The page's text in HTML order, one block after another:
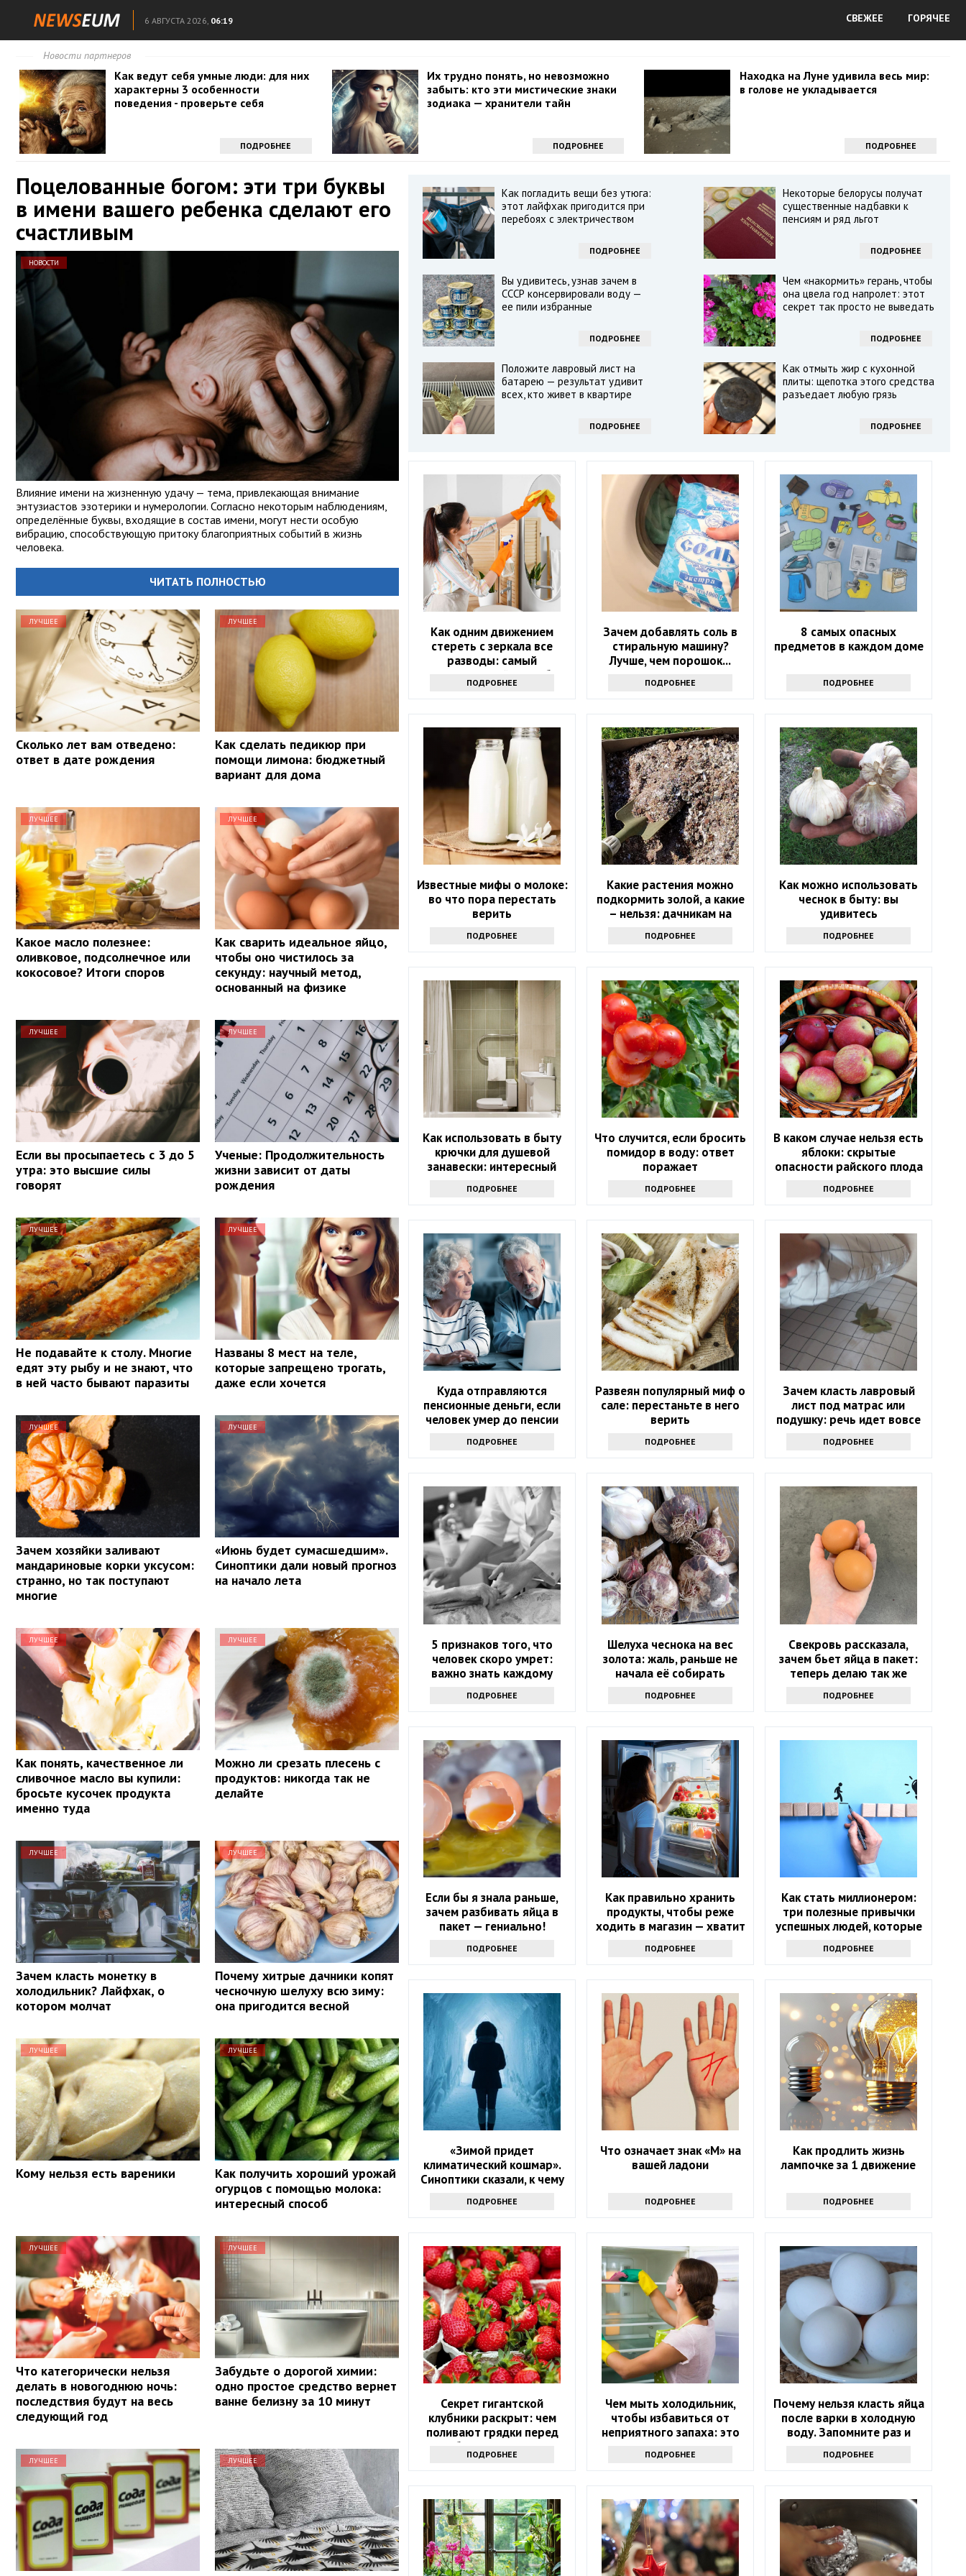
6 АВГУСТА 2026, 06:19 СВЕЖЕЕ ГОРЯЧЕЕ
Новости партнеров
Как ведут себя умные люди: для них
характерны 3 особенности
поведения - проверьте себя
ПОДРОБНЕЕ
Их трудно понять, но невозможно
забыть: кто эти мистические знаки
зодиака — хранители тайн
ПОДРОБНЕЕ
Находка на Луне удивила весь мир:
в голове не укладывается
ПОДРОБНЕЕ
Поцелованные богом: эти три буквы
в имени вашего ребенка сделают его
счастливым
НОВОСТИ
Влияние имени на жизненную удачу — тема, привлекающая внимание
энтузиастов эзотерики и нумерологии. Согласно некоторым наблюдениям,
определённые буквы, входящие в состав имени, могут нести особую
вибрацию, способствующую притоку благоприятных событий в жизнь
человека.
ЧИТАТЬ ПОЛНОСТЬЮ
ЛУЧШЕЕ
Сколько лет вам отведено:
ответ в дате рождения
ЛУЧШЕЕ
Как сделать педикюр при
помощи лимона: бюджетный
вариант для дома
ЛУЧШЕЕ
Какое масло полезнее:
оливковое, подсолнечное или
кокосовое? Итоги споров
ЛУЧШЕЕ
Как сварить идеальное яйцо,
чтобы оно чистилось за
секунду: научный метод,
основанный на физике
ЛУЧШЕЕ
Если вы просыпаетесь с 3 до 5
утра: это высшие силы
говорят
ЛУЧШЕЕ
Ученые: Продолжительность
жизни зависит от даты
рождения
ЛУЧШЕЕ
Не подавайте к столу. Многие
едят эту рыбу и не знают, что
в ней часто бывают паразиты
ЛУЧШЕЕ
Названы 8 мест на теле,
которые запрещено трогать,
даже если хочется
ЛУЧШЕЕ
Зачем хозяйки заливают
мандариновые корки уксусом:
странно, но так поступают
многие
ЛУЧШЕЕ
«Июнь будет сумасшедшим».
Синоптики дали новый прогноз
на начало лета
ЛУЧШЕЕ
Как понять, качественное ли
сливочное масло вы купили:
бросьте кусочек продукта
именно туда
ЛУЧШЕЕ
Можно ли срезать плесень с
продуктов: никогда так не
делайте
ЛУЧШЕЕ
Зачем класть монетку в
холодильник? Лайфхак, о
котором молчат
ЛУЧШЕЕ
Почему хитрые дачники копят
чесночную шелуху всю зиму:
она пригодится весной
ЛУЧШЕЕ
Кому нельзя есть вареники
ЛУЧШЕЕ
Как получить хороший урожай
огурцов с помощью молока:
интересный способ
ЛУЧШЕЕ
Что категорически нельзя
делать в новогоднюю ночь:
последствия будут на весь
следующий год
ЛУЧШЕЕ
Забудьте о дорогой химии:
одно простое средство вернет
ванне белизну за 10 минут
ЛУЧШЕЕ ЛУЧШЕЕ
Как погладить вещи без утюга:
этот лайфхак пригодится при
перебоях с электричеством
ПОДРОБНЕЕ
Некоторые белорусы получат
существенные надбавки к
пенсиям и ряд льгот
ПОДРОБНЕЕ
Вы удивитесь, узнав зачем в
СССР консервировали воду —
ее пили избранные
ПОДРОБНЕЕ
Чем «накормить» герань, чтобы
она цвела год напролет: этот
секрет так просто не выведать
ПОДРОБНЕЕ
Положите лавровый лист на
батарею — результат удивит
всех, кто живет в квартире
ПОДРОБНЕЕ
Как отмыть жир с кухонной
плиты: щепотка этого средства
разъедает любую грязь
ПОДРОБНЕЕ
Как одним движением
стереть с зеркала все
разводы: самый
эффективный способ
ПОДРОБНЕЕ
Зачем добавлять соль в
стиральную машину?
Лучше, чем порошок...
ПОДРОБНЕЕ
8 самых опасных
предметов в каждом доме
ПОДРОБНЕЕ
Известные мифы о молоке:
во что пора перестать
верить
ПОДРОБНЕЕ
Какие растения можно
подкормить золой, а какие
– нельзя: дачникам на
ПОДРОБНЕЕ
Как можно использовать
чеснок в быту: вы
удивитесь
ПОДРОБНЕЕ
Как использовать в быту
крючки для душевой
занавески: интересный
захочется его повторить
ПОДРОБНЕЕ
Что случится, если бросить
помидор в воду: ответ
поражает
ПОДРОБНЕЕ
В каком случае нельзя есть
яблоки: скрытые
опасности райского плода
ПОДРОБНЕЕ
Куда отправляются
пенсионные деньги, если
человек умер до пенсии
ПОДРОБНЕЕ
Развеян популярный миф о
сале: перестаньте в него
верить
ПОДРОБНЕЕ
Зачем класть лавровый
лист под матрас или
подушку: речь идет вовсе
ПОДРОБНЕЕ
5 признаков того, что
человек скоро умрет:
важно знать каждому
ПОДРОБНЕЕ
Шелуха чеснока на вес
золота: жаль, раньше не
начала её собирать
ПОДРОБНЕЕ
Свекровь рассказала,
зачем бьет яйца в пакет:
теперь делаю так же
ПОДРОБНЕЕ
Если бы я знала раньше,
зачем разбивать яйца в
пакет — гениально!
ПОДРОБНЕЕ
Как правильно хранить
продукты, чтобы реже
ходить в магазин — хватит
ПОДРОБНЕЕ
Как стать миллионером:
три полезные привычки
успешных людей, которые
ПОДРОБНЕЕ
«Зимой придет
климатический кошмар».
Синоптики сказали, к чему
ПОДРОБНЕЕ
Что означает знак «М» на
вашей ладони
ПОДРОБНЕЕ
Как продлить жизнь
лампочке за 1 движение
ПОДРОБНЕЕ
Секрет гигантской
клубники раскрыт: чем
поливают грядки перед
сбором урожая
ПОДРОБНЕЕ
Чем мыть холодильник,
чтобы избавиться от
неприятного запаха: это
ПОДРОБНЕЕ
Почему нельзя класть яйца
после варки в холодную
воду. Запомните раз и
ПОДРОБНЕЕ